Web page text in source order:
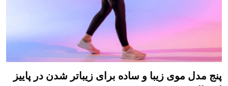
پنج مدل موی زیبا و ساده برای زیباتر شدن در پاییز